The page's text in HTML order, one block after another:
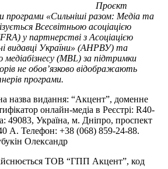
Проєкт
програми «Сильніші разом: Медіа та
Всесвітньою асоціацією
у партнерстві з Асоціацією
видавці України» (АНРВУ) та
медіабізнесу (MBL) за підтримки
не обов’язково відображають
програми.
назва видання: “Акцент”, доменне
онлайн-медіа в Реєстрі: R40-
49083, Україна, м. Дніпро, проспект
А. Телефон: +38 (068) 859-24-88.
Олександр
ТОВ “ГПП Акцент”, код